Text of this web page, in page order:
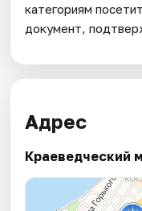
категориям
документ,
Адрес
Краеведческий